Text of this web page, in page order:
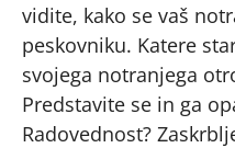
vidite, kako se vaš
peskovniku. Katere
svojega notranjega
Predstavite se in ga
Radovednost?